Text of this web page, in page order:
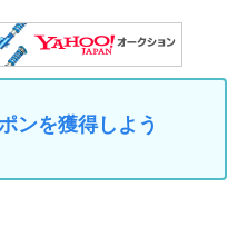
ンを獲得しよう